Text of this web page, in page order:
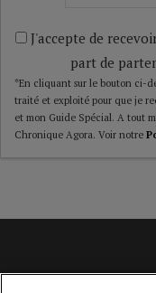
J'accepte de
part de
*En cliquant sur le bouton ci-
traité et exploité pour que je
et mon Guide Spécial. A tout
Chronique Agora. Voir notre